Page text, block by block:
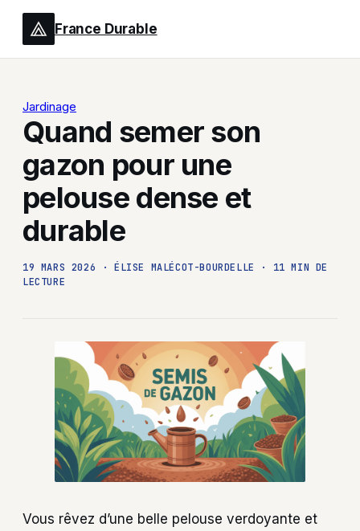
France Durable
Jardinage
Quand semer son
gazon pour une
pelouse dense et
durable
19 MARS 2026 · ÉLISE MALÉCOT-BOURDELLE ·
11 MIN DE
LECTURE
Vous rêvez d’une belle pelouse verdoyante et